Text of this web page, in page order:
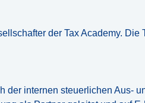
der Tax Academy. Die
der internen steuerlichen Aus-